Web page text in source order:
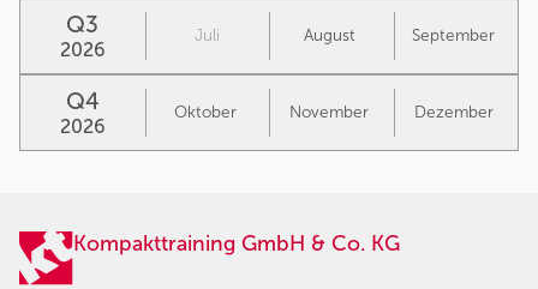
Q3
2026
Juli August September
Q4
2026
Oktober November Dezember
Kompakttraining GmbH & Co. KG